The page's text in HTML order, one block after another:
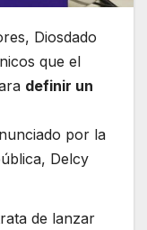
Diosdado
que el
definir un
por la
Delcy
de lanzar